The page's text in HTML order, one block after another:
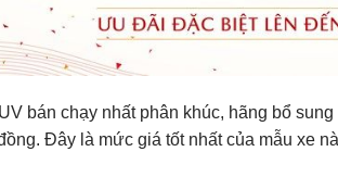
bán chạynhất phân khúc, hãng bổ
Đây là mức giá tốt nhất của mẫu xe